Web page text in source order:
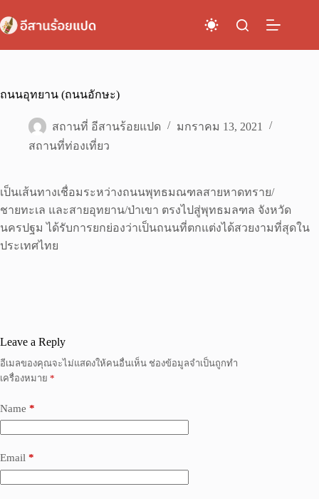
to
content
ถนนอุทยาน (ถนนอักษะ)
สถานที่ อีสานร้อยแปด
มกราคม 13, 2021
สถานที่ท่องเที่ยว
เป็นเส้นทางเชื่อมระหว่างถนนพุทธมณฑลสายหาดทราย/
ชายทะเล และสายอุทยาน/ป่าเขา ตรงไปสู่พุทธมลฑล จังหวัด
นครปฐม ได้รับการยกย่องว่าเป็นถนนที่ตกแต่งได้สวยงามที่สุดใน
ประเทศไทย
Leave a Reply
อีเมลของคุณจะไม่แสดงให้คนอื่นเห็น ช่องข้อมูลจำเป็นถูกทำ
เครื่องหมาย *
Name *
Email *